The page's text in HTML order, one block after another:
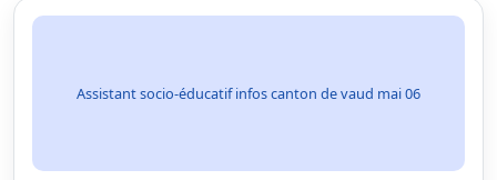
Assistant socio-éducatif infos canton de vaud mai 06